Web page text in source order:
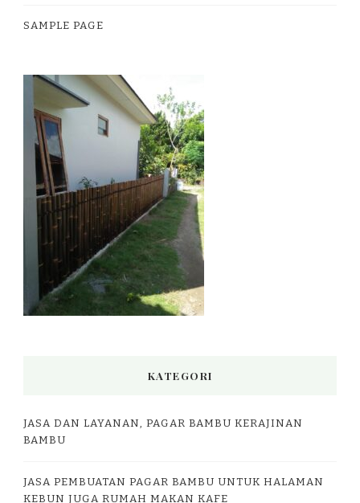
SAMPLE PAGE
KATEGORI
JASA DAN LAYANAN, PAGAR BAMBU KERAJINAN
BAMBU
JASA PEMBUATAN PAGAR BAMBU UNTUK HALAMAN
KEBUN JUGA RUMAH MAKAN KAFE